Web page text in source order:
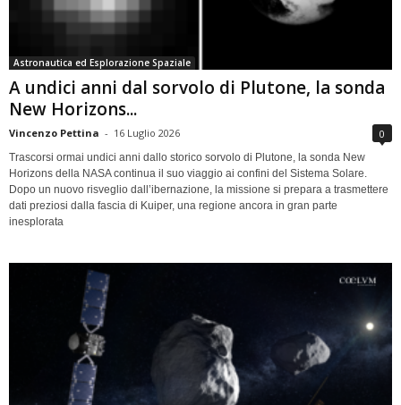
Astronautica ed Esplorazione Spaziale
A undici anni dal sorvolo di Plutone, la sonda
New Horizons...
Vincenzo Pettina - 16 Luglio 2026 0
Trascorsi ormai undici anni dallo storico sorvolo di Plutone, la sonda New
Horizons della NASA continua il suo viaggio ai confini del Sistema Solare.
Dopo un nuovo risveglio dall’ibernazione, la missione si prepara a trasmettere
dati preziosi dalla fascia di Kuiper, una regione ancora in gran parte
inesplorata